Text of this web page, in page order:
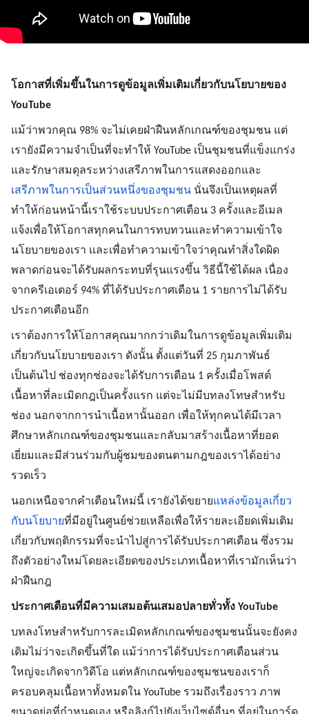
โอกาสที่เพิ่มขึ้นในการดูข้อมูลเพิ่มเติมเกี่ยวกับนโยบายของ
YouTube
แม้ว่าพวกคุณ 98% จะไม่เคยฝ่าฝืนหลักเกณฑ์ของชุมชน แต่
เรายังมีความจำเป็นที่จะทำให้ YouTube เป็นชุมชนที่แข็งแกร่ง
และรักษาสมดุลระหว่างเสรีภาพในการแสดงออกและ
เสรีภาพในการเป็นส่วนหนึ่งของชุมชน นั่นจึงเป็นเหตุผลที่
ทำให้ก่อนหน้านี้เราใช้ระบบประกาศเตือน 3 ครั้งและอีเมล
แจ้งเพื่อให้โอกาสทุกคนในการทบทวนและทำความเข้าใจ
นโยบายของเรา และเพื่อทำความเข้าใจว่าคุณทำสิ่งใดผิด
พลาดก่อนจะได้รับผลกระทบที่รุนแรงขึ้น วิธีนี้ใช้ได้ผล เนื่อง
จากครีเอเตอร์ 94% ที่ได้รับประกาศเตือน 1 รายการไม่ได้รับ
ประกาศเตือนอีก
เราต้องการให้โอกาสคุณมากกว่าเดิมในการดูข้อมูลเพิ่มเติม
เกี่ยวกับนโยบายของเรา ดังนั้น ตั้งแต่วันที่ 25 กุมภาพันธ์
เป็นต้นไป ช่องทุกช่องจะได้รับการเตือน 1 ครั้งเมื่อโพสต์
เนื้อหาที่ละเมิดกฎเป็นครั้งแรก แต่จะไม่มีบทลงโทษสำหรับ
ช่อง นอกจากการนำเนื้อหานั้นออก เพื่อให้ทุกคนได้มีเวลา
ศึกษาหลักเกณฑ์ของชุมชนและกลับมาสร้างเนื้อหาที่ยอด
เยี่ยมและมีส่วนร่วมกับผู้ชมของตนตามกฎของเราได้อย่าง
รวดเร็ว
นอกเหนือจากคำเตือนใหม่นี้ เรายังได้ขยายแหล่งข้อมูลเกี่ยว
กับนโยบายที่มีอยู่ในศูนย์ช่วยเหลือเพื่อให้รายละเอียดเพิ่มเติม
เกี่ยวกับพฤติกรรมที่จะนำไปสู่การได้รับประกาศเตือน ซึ่งรวม
ถึงตัวอย่างใหม่โดยละเอียดของประเภทเนื้อหาที่เรามักเห็นว่า
ฝ่าฝืนกฎ
ประกาศเตือนที่มีความเสมอต้นเสมอปลายทั่วทั้ง YouTube
บทลงโทษสำหรับการละเมิดหลักเกณฑ์ของชุมชนนั้นจะยังคง
เดิมไม่ว่าจะเกิดขึ้นที่ใด แม้ว่าการได้รับประกาศเตือนส่วน
ใหญ่จะเกิดจากวิดีโอ แต่หลักเกณฑ์ของชุมชนของเราก็
ครอบคลุมเนื้อหาทั้งหมดใน YouTube รวมถึงเรื่องราว ภาพ